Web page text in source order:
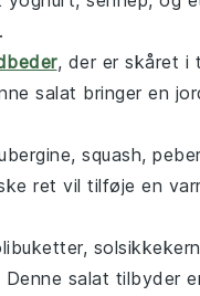
.
, der er skåret i
salat bringer en
, squash,
ret vil tilføje en
,
Denne salat tilbyder